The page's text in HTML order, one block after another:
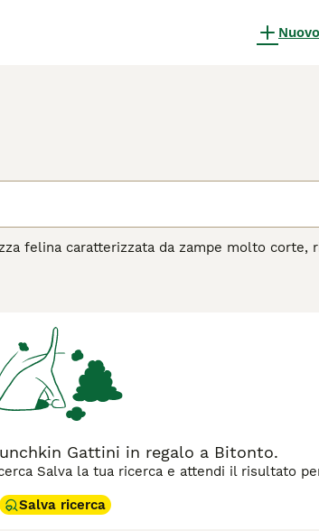
felina caratterizzata da zampe molto corte,
con occhi a forma di noce e orecchie di
a famiglie con bambini o altri animali
per evitare problemi alle articolazioni e
di termini come "gato munchkin prezzo",
questa razza unica. Se cerchi un gatto
Gattini in regalo a Bitonto.
Salva la tua ricerca e attendi il risultato
Salva ricerca